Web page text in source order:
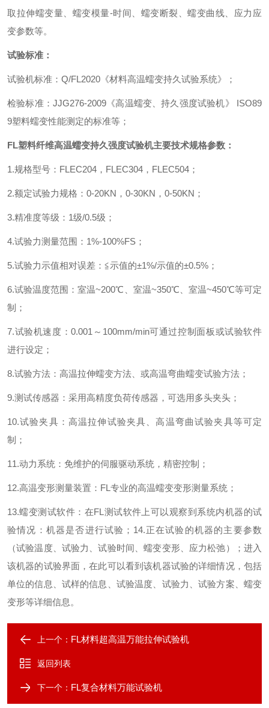
取拉伸蠕变量、蠕变模量-时间、蠕变断裂、蠕变曲线、应力应
变参数等。
试验标准：
试验机标准 ： Q/FL2020 《材料高温蠕变持久试验系统》 ；
检验标准： JJG276-2009《高温蠕变、持久强度试验机》 ISO89
9塑料蠕变性能测定的标准等 ；
FL塑料纤维高温蠕变持久强度试验机主要技术规格参数 ：
1.规格型号 ： FLEC204 ， FLEC304 ， FLEC504 ；
2.额定试验力规格 ： 0-20KN ， 0-30KN ， 0-50KN ；
3.精准度等级 ： 1级/0.5级 ；
4.试验力测量范围 ： 1%-100%FS ；
5.试验力示值相对误差 ： ≦示值的±1%/示值的±0.5% ；
6.试验温度范围 ：室温~200℃、室温~350℃、室温~450℃等可定
制 ；
7.试验机速度 ：0.001 ～ 100mm/min可通过控制面板或试验软件
进行设定 ；
8.试验方法 ： 高温拉伸蠕变方法、或高温弯曲蠕变试验方法 ；
9.测试传感器 ： 采用高精度负荷传感器，可选用多头夹头 ；
10.试验夹具 ： 高温拉伸试验夹具、高温弯曲试验夹具等可定
制 ；
11.动力系统 ： 免维护的伺服驱动系统，精密控制 ；
12.高温变形测量装置 ： FL 专业的高温蠕变变形测量系统 ；
13.蠕变测试软件 ： 在FL 测试软件上可以观察到系统内机器的试
验情况：机器是否进行试验； 14.正在试验的机器的主要参数
（试验温度、试验力、试验时间、蠕变变形、应力松弛）；进入
该机器的试验界面，在此可以看到该机器试验的详细情况，包括
单位的信息、试样的信息、试验温度、试验力、试验方案、蠕变
变形等详细信息 。
上一个： FL材料超高温万能拉伸试验机
返回列表
下一个： FL复合材料万能试验机